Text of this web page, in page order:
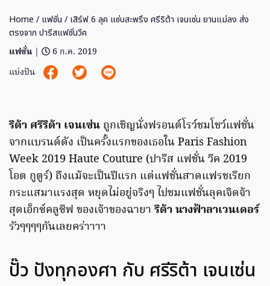
Home / แฟชั่น / เสิร์ฟ 6 ลุค แซ่บสะพรึง ศรีริต้า เจนเซ่น ยานแม่ลง ส่ง
ตรงจาก ปารีสแฟชั่นวีค
แฟชั่น |
6 ก.ค. 2019
แบ่งปัน
ริต้า ศรีริต้า เจนเซ่น ถูกเชิญนั่งฟรอนต์โรว์ชมโชว์แฟชั่น
จากแบรนด์ดัง เป็นครั้งแรกของเธอใน Paris Fashion
Week 2019 Haute Couture (ปารีส แฟชั่น วีค 2019
โอต กูตูร์) ถึงแม้จะเป็นปีแรก แต่แฟชั่นสาดแฟรชเรียก
กระแสมาแรงสุด หยุดไม่อยู่จริงๆ ไปชมแฟชั่นลุคเจิดจ้า
สุดเอ็กซ์คลูซีฟ ของเจ้าของฉายาริต้า นางฟ้าลาเวนเดอร์
รัวๆๆๆๆกันเลยคร่าาาา
ปั๊ว ปังทุกองศา กับ ศรีริต้า เจนเซ่น